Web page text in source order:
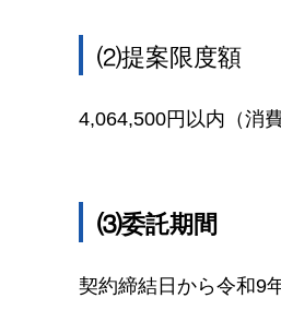
⑵提案限度額
4,064,500円以内（消
⑶委託期間
契約締結日から令和9